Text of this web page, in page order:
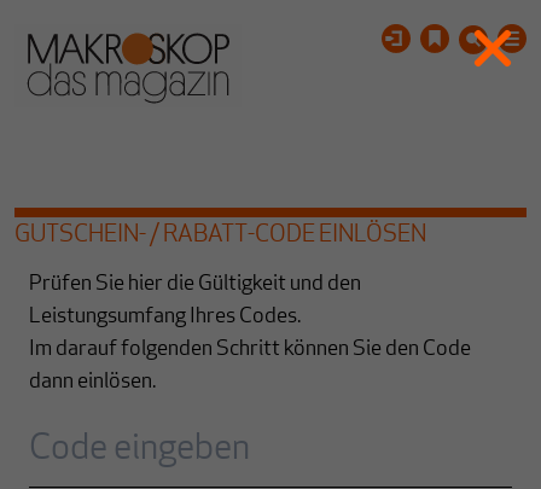
GUTSCHEIN- / RABATT-CODE EINLÖSEN
Prüfen Sie hier die Gültigkeit und den
Leistungsumfang Ihres Codes.
Im darauf folgenden Schritt können Sie den Code
dann einlösen.